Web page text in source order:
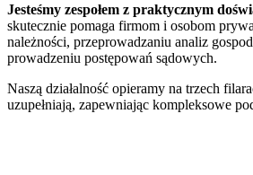
Jesteśmy zespołem z praktycznym
skutecznie pomaga firmom i osobom
należności, przeprowadzaniu analiz
prowadzeniu postępowań sądowych.
Naszą działalność opieramy na trzech
uzupełniają, zapewniając kompleksowe